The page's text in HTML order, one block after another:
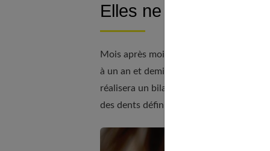
Elles ne bougent pas
Mois après mois, rien ne se passe. Les
à un an et demi de retard sur l'âge de
réalisera un bilan complet (clinique et
des dents définitives. Et de rassurer les